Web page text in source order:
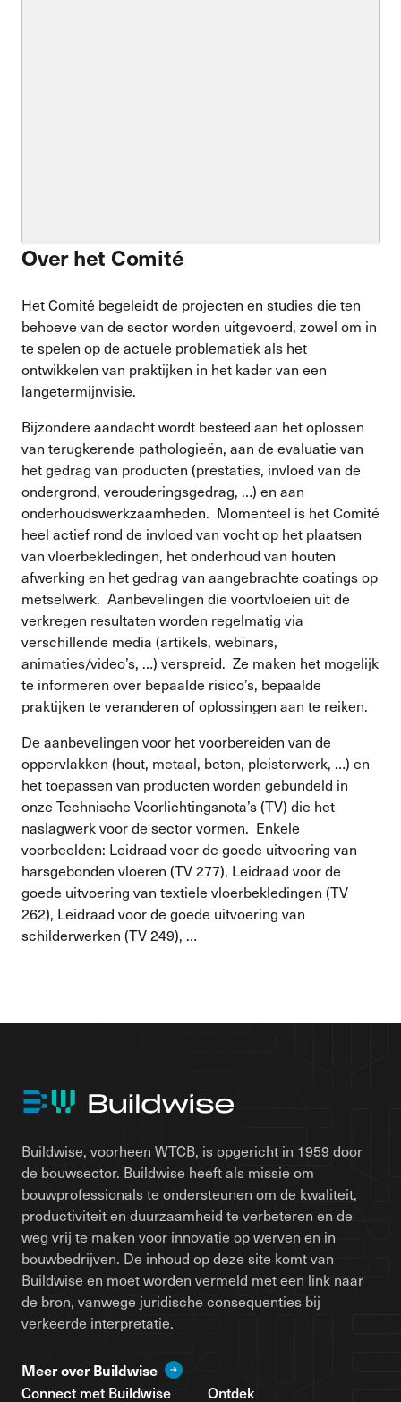
Over het Comité
Het Comité begeleidt de projecten en studies die ten
behoeve van de sector worden uitgevoerd, zowel om in
te spelen op de actuele problematiek als het
ontwikkelen van praktijken in het kader van een
langetermijnvisie.
Bijzondere aandacht wordt besteed aan het oplossen
van terugkerende pathologieën, aan de evaluatie van
het gedrag van producten (prestaties, invloed van de
ondergrond, verouderingsgedrag, …) en aan
onderhoudswerkzaamheden. Momenteel is het Comité
heel actief rond de invloed van vocht op het plaatsen
van vloerbekledingen, het onderhoud van houten
afwerking en het gedrag van aangebrachte coatings op
metselwerk. Aanbevelingen die voortvloeien uit de
verkregen resultaten worden regelmatig via
verschillende media (artikels, webinars,
animaties/video’s, …) verspreid. Ze maken het mogelijk
te informeren over bepaalde risico’s, bepaalde
praktijken te veranderen of oplossingen aan te reiken.
De aanbevelingen voor het voorbereiden van de
oppervlakken (hout, metaal, beton, pleisterwerk, …) en
het toepassen van producten worden gebundeld in
onze Technische Voorlichtingsnota’s (TV) die het
naslagwerk voor de sector vormen. Enkele
voorbeelden: Leidraad voor de goede uitvoering van
harsgebonden vloeren (TV 277), Leidraad voor de
goede uitvoering van textiele vloerbekledingen (TV
262), Leidraad voor de goede uitvoering van
schilderwerken (TV 249), …
Buildwise, voorheen WTCB, is opgericht in 1959 door
de bouwsector. Buildwise heeft als missie om
bouwprofessionals te ondersteunen om de kwaliteit,
productiviteit en duurzaamheid te verbeteren en de
weg vrij te maken voor innovatie op werven en in
bouwbedrijven. De inhoud op deze site komt van
Buildwise en moet worden vermeld met een link naar
de bron, vanwege juridische consequenties bij
verkeerde interpretatie.
Meer over Buildwise
Connect met Buildwise
Ontdek